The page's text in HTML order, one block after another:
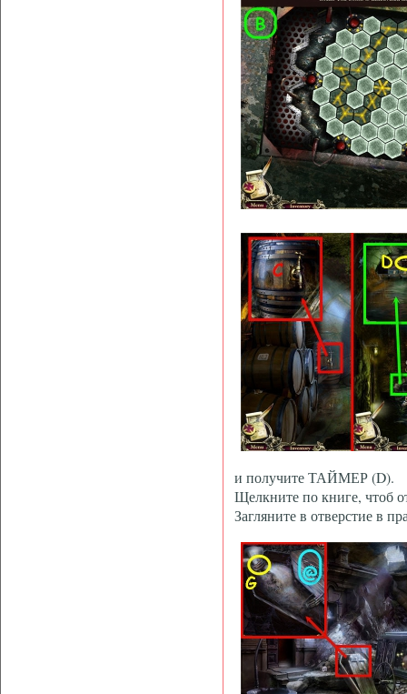
и получите ТАЙМЕР (D).
Щелкните по книге, чтоб
Загляните в отверстие в